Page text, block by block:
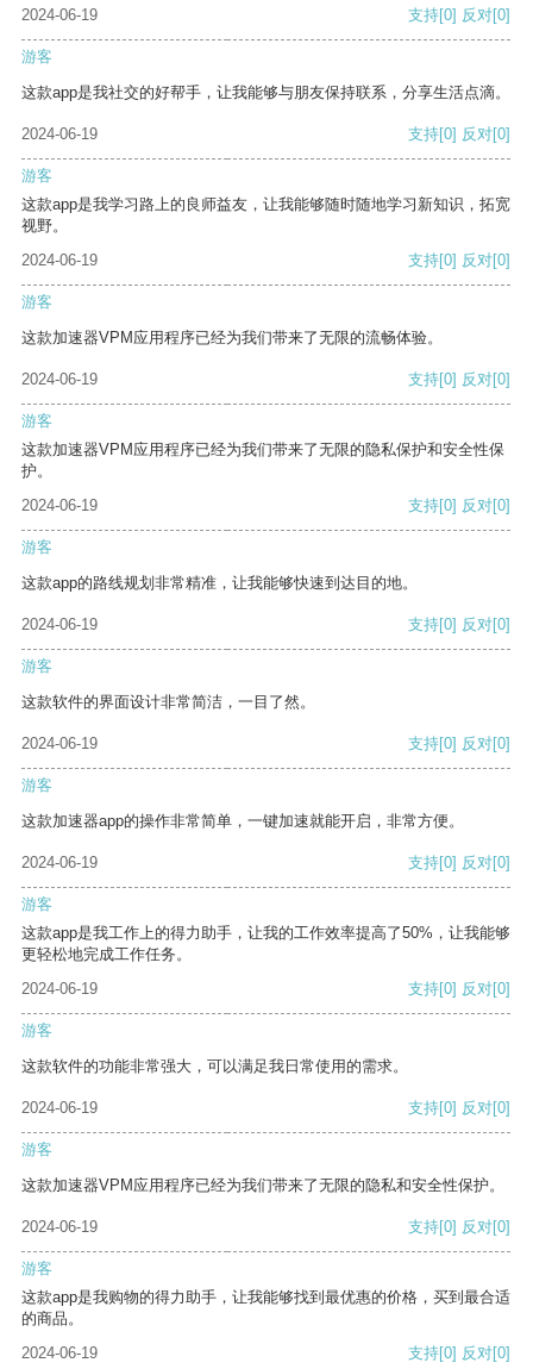
2024-06-19 支持[0] 反对[0]
游客
这款app是我社交的好帮手，让我能够与朋友保持联系，分享生活点滴。
2024-06-19 支持[0] 反对[0]
游客
这款app是我学习路上的良师益友，让我能够随时随地学习新知识，拓宽
视野。
2024-06-19
支持[0] 反对[0]
游客
这款加速器VPM应用程序已经为我们带来了无限的流畅体验。
2024-06-19 支持[0] 反对[0]
游客
这款加速器VPM应用程序已经为我们带来了无限的隐私保护和安全性保
护。
2024-06-19
支持[0] 反对[0]
游客
这款app的路线规划非常精准，让我能够快速到达目的地。
2024-06-19 支持[0] 反对[0]
游客
这款软件的界面设计非常简洁，一目了然。
2024-06-19 支持[0] 反对[0]
游客
这款加速器app的操作非常简单，一键加速就能开启，非常方便。
2024-06-19 支持[0] 反对[0]
游客
这款app是我工作上的得力助手，让我的工作效率提高了50%，让我能够
更轻松地完成工作任务。
2024-06-19
支持[0] 反对[0]
游客
这款软件的功能非常强大，可以满足我日常使用的需求。
2024-06-19 支持[0] 反对[0]
游客
这款加速器VPM应用程序已经为我们带来了无限的隐私和安全性保护。
2024-06-19 支持[0] 反对[0]
游客
这款app是我购物的得力助手，让我能够找到最优惠的价格，买到最合适
的商品。
2024-06-19
支持[0] 反对[0]